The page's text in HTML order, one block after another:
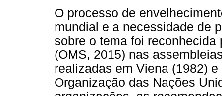
O processo de
mundial e a necessidade de
sobre o tema foi
(OMS, 2015) nas
realizadas em Viena (1982)
Organização das Nações